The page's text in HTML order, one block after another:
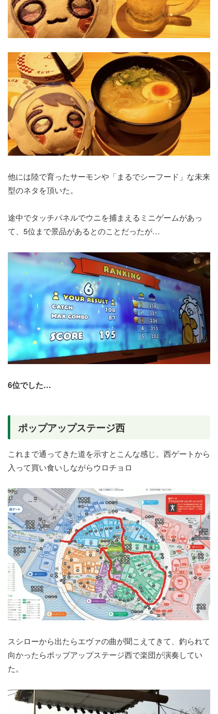
他には陸で育ったサーモンや「まるでシーフード」な未来
型のネタを頂いた。
途中でタッチパネルでウニを捕まえるミニゲームがあっ
て、5位まで景品があるとのことだったが…
6位でした…
ポップアップステージ西
これまで通ってきた道を示すとこんな感じ。西ゲートから
入って買い食いしながらウロチョロ
スシローから出たらエヴァの曲が聞こえてきて、釣られて
向かったらポップアップステージ西で楽団が演奏してい
た。